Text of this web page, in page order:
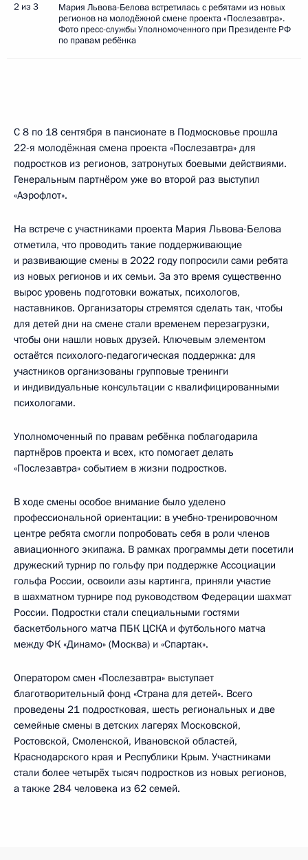
2 из 3
Мария Львова-Белова встретилась с ребятами из новых
регионов на молодёжной смене проекта «Послезавтра».
Фото пресс-службы Уполномоченного при Президенте РФ
по правам ребёнка
С 8 по 18 сентября в пансионате в Подмосковье прошла
22-я молодёжная смена проекта «Послезавтра» для
подростков из регионов, затронутых боевыми действиями.
Генеральным партнёром уже во второй раз выступил
«Аэрофлот».
На встрече с участниками проекта Мария Львова-Белова
отметила, что проводить такие поддерживающие
и развивающие смены в 2022 году попросили сами ребята
из новых регионов и их семьи. За это время существенно
вырос уровень подготовки вожатых, психологов,
наставников. Организаторы стремятся сделать так, чтобы
для детей дни на смене стали временем перезагрузки,
чтобы они нашли новых друзей. Ключевым элементом
остаётся психолого-педагогическая поддержка: для
участников организованы групповые тренинги
и индивидуальные консультации с квалифицированными
психологами.
Уполномоченный по правам ребёнка поблагодарила
партнёров проекта и всех, кто помогает делать
«Послезавтра» событием в жизни подростков.
В ходе смены особое внимание было уделено
профессиональной ориентации: в учебно-тренировочном
центре ребята смогли попробовать себя в роли членов
авиационного экипажа. В рамках программы дети посетили
дружеский турнир по гольфу при поддержке Ассоциации
гольфа России, освоили азы картинга, приняли участие
в шахматном турнире под руководством Федерации шахмат
России. Подростки стали специальными гостями
баскетбольного матча ПБК ЦСКА и футбольного матча
между ФК «Динамо» (Москва) и «Спартак».
Оператором смен «Послезавтра» выступает
благотворительный фонд «Страна для детей». Всего
проведены 21 подростковая, шесть региональных и две
семейные смены в детских лагерях Московской,
Ростовской, Смоленской, Ивановской областей,
Краснодарского края и Республики Крым. Участниками
стали более четырёх тысяч подростков из новых регионов,
а также 284 человека из 62 семей.